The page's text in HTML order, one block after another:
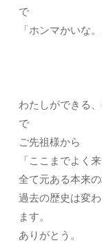
で
「ホンマかいな
わたしができる
で
ご先祖様から
「ここまでよく
全て元ある本来
過去の歴史は変
ます。
ありがとう。